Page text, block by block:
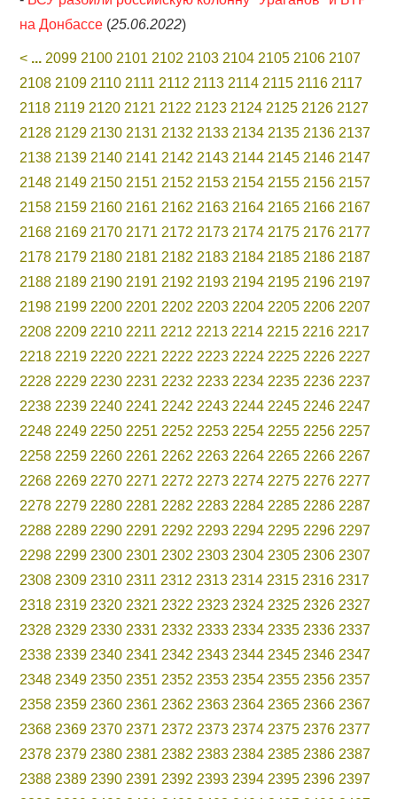
на Донбассе (25.06.2022)
< ... 2099 2100 2101 2102 2103 2104 2105 2106 2107
2108 2109 2110 2111 2112 2113 2114 2115 2116 2117
2118 2119 2120 2121 2122 2123 2124 2125 2126 2127
2128 2129 2130 2131 2132 2133 2134 2135 2136 2137
2138 2139 2140 2141 2142 2143 2144 2145 2146 2147
2148 2149 2150 2151 2152 2153 2154 2155 2156 2157
2158 2159 2160 2161 2162 2163 2164 2165 2166 2167
2168 2169 2170 2171 2172 2173 2174 2175 2176 2177
2178 2179 2180 2181 2182 2183 2184 2185 2186 2187
2188 2189 2190 2191 2192 2193 2194 2195 2196 2197
2198 2199 2200 2201 2202 2203 2204 2205 2206 2207
2208 2209 2210 2211 2212 2213 2214 2215 2216 2217
2218 2219 2220 2221 2222 2223 2224 2225 2226 2227
2228 2229 2230 2231 2232 2233 2234 2235 2236 2237
2238 2239 2240 2241 2242 2243 2244 2245 2246 2247
2248 2249 2250 2251 2252 2253 2254 2255 2256 2257
2258 2259 2260 2261 2262 2263 2264 2265 2266 2267
2268 2269 2270 2271 2272 2273 2274 2275 2276 2277
2278 2279 2280 2281 2282 2283 2284 2285 2286 2287
2288 2289 2290 2291 2292 2293 2294 2295 2296 2297
2298 2299 2300 2301 2302 2303 2304 2305 2306 2307
2308 2309 2310 2311 2312 2313 2314 2315 2316 2317
2318 2319 2320 2321 2322 2323 2324 2325 2326 2327
2328 2329 2330 2331 2332 2333 2334 2335 2336 2337
2338 2339 2340 2341 2342 2343 2344 2345 2346 2347
2348 2349 2350 2351 2352 2353 2354 2355 2356 2357
2358 2359 2360 2361 2362 2363 2364 2365 2366 2367
2368 2369 2370 2371 2372 2373 2374 2375 2376 2377
2378 2379 2380 2381 2382 2383 2384 2385 2386 2387
2388 2389 2390 2391 2392 2393 2394 2395 2396 2397